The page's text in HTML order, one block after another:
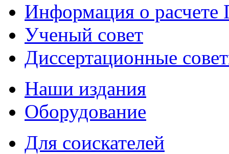
Информация о
Ученый совет
Диссертационные
Наши издания
Оборудование
Для соискателей